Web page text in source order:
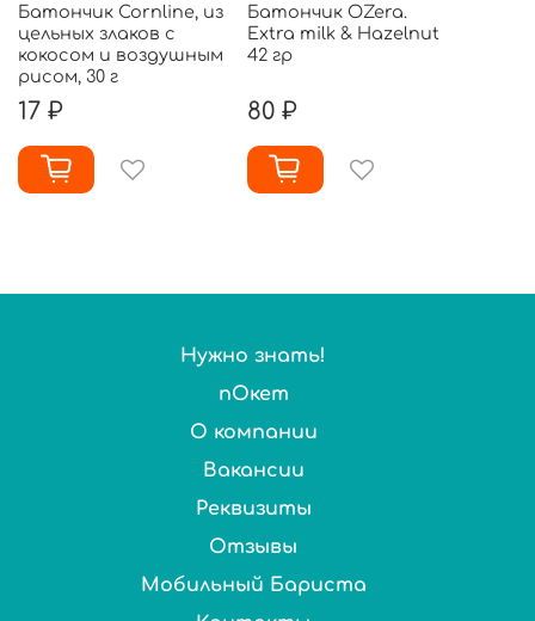
Батончик Cornline, из
цельных злаков с
кокосом и воздушным
рисом, 30 г
17 ₽
Батончик OZera.
Extra milk & Hazelnut
42 гр
80 ₽
Нужно знать!
пОкет
О компании
Вакансии
Реквизиты
Отзывы
Мобильный Бариста